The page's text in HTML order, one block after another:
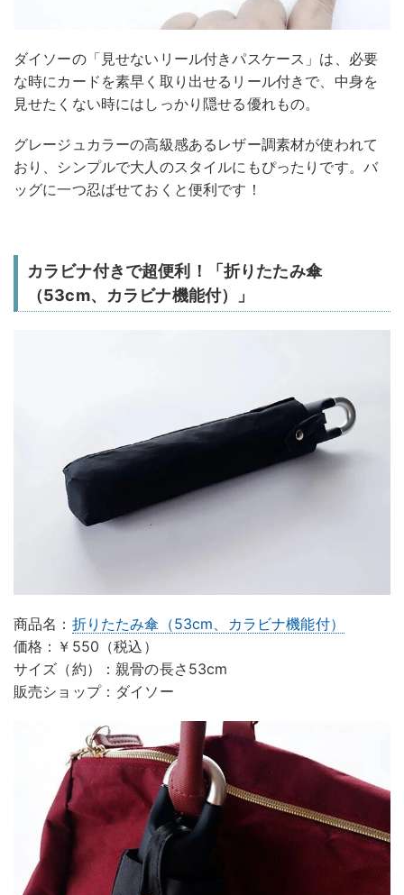
ダイソーの「見せないリール付きパスケース」は、必要
な時にカードを素早く取り出せるリール付きで、中身を
見せたくない時にはしっかり隠せる優れもの。
グレージュカラーの高級感あるレザー調素材が使われて
おり、シンプルで大人のスタイルにもぴったりです。バ
ッグに一つ忍ばせておくと便利です！
カラビナ付きで超便利！「折りたたみ傘
（53cm、カラビナ機能付）」
商品名： 折りたたみ傘（53cm、カラビナ機能付）
価格：￥550（税込）
サイズ（約）：親骨の長さ53cm
販売ショップ：ダイソー